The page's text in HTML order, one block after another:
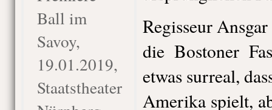
Ball im
Savoy,
19.01.2019,
Staatstheater
Regisseur
die Bostoner
etwas surreal,
Amerika spielt,